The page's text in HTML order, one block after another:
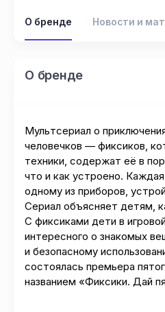
О бренде Новости и
О бренде
Мультсериал о
человечков — фиксиков,
техники, содержат её в
что и как устроено.
одному из приборов,
Сериал объясняет детям,
С фиксиками дети в
интересного о знакомых
и безопасному
состоялась премьера
названием «Фиксики. Дай